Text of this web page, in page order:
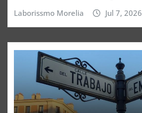
Laborissmo Morelia Jul 7, 2026